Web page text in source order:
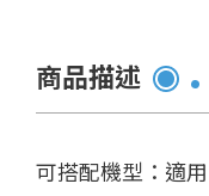
商品描述
可搭配機型：適